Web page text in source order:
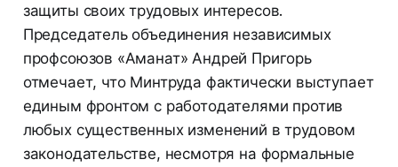
защиты своих трудовых интересов.
Председатель объединения независимых
профсоюзов «Аманат» Андрей Пригорь
отмечает, что Минтруда фактически выступает
единым фронтом с работодателями против
любых существенных изменений в трудовом
законодательстве, несмотря на формальные